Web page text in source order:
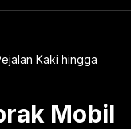
Kaki hingga
Mobil